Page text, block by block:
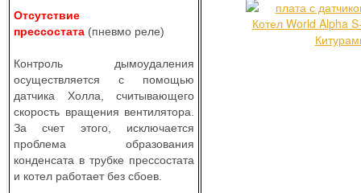
Отсутствие
прессостата (пневмо реле)
Контроль дымоудаления
осуществляется с помощью
датчика Холла, считывающего
скорость вращения вентилятора.
За счет этого, исключается
проблема образования
конденсата в трубке прессостата
и котел работает без сбоев.